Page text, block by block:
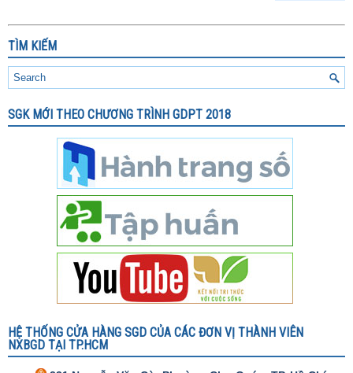
TÌM KIẾM
SGK MỚI THEO CHƯƠNG TRÌNH GDPT 2018
HỆ THỐNG CỬA HÀNG SGD CỦA CÁC ĐƠN VỊ THÀNH VIÊN
NXBGD TẠI TP.HCM